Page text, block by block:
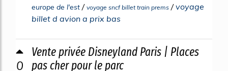
europe de l'est / voyage sncf billet train prems /voyage
billet d avion a prix bas
0
Vente privée Disneyland Paris | Places
pas cher pour le parc